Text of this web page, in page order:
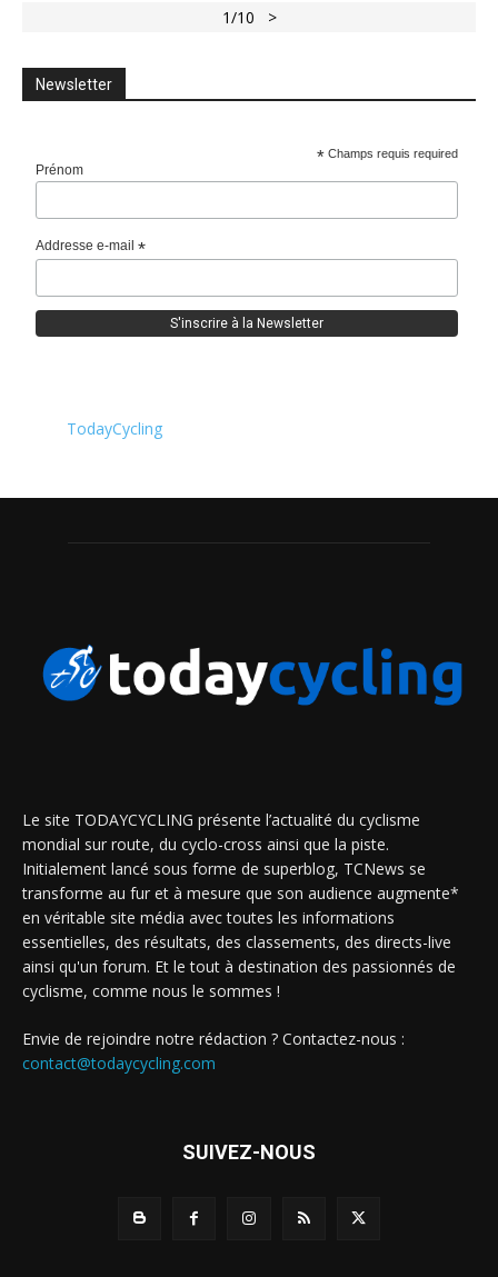
1/10 >
Newsletter
* Champs requis required
Prénom
Addresse e-mail*
TodayCycling
Le site TODAYCYCLING présente l’actualité du cyclisme
mondial sur route, du cyclo-cross ainsi que la piste.
Initialement lancé sous forme de superblog, TCNews se
transforme au fur et à mesure que son audience augmente*
en véritable site média avec toutes les informations
essentielles, des résultats, des classements, des directs-live
ainsi qu'un forum. Et le tout à destination des passionnés de
cyclisme, comme nous le sommes !
Envie de rejoindre notre rédaction ? Contactez-nous :
contact@todaycycling.com
SUIVEZ-NOUS